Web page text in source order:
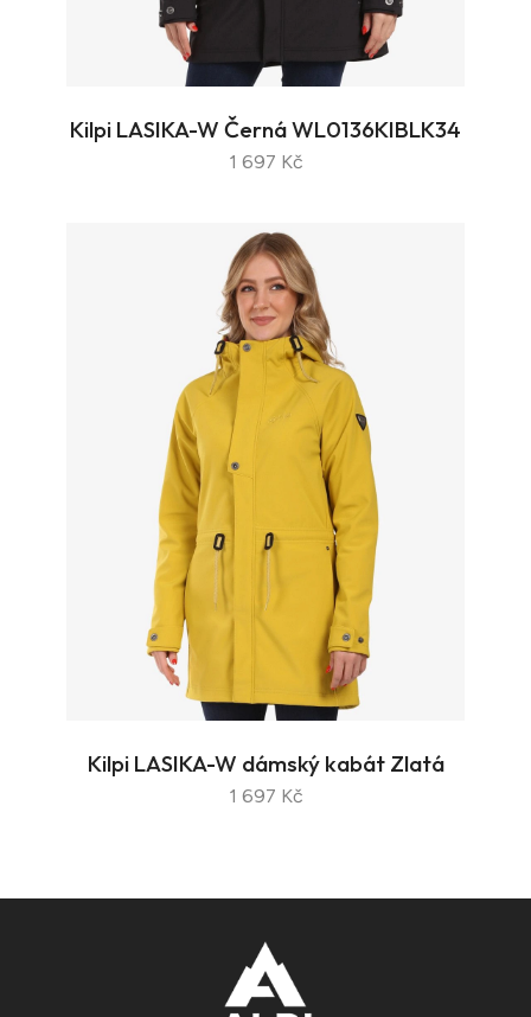
Kilpi LASIKA-W Černá WL0136KIBLK34
1 697 Kč
Kilpi LASIKA-W dámský kabát Zlatá
1 697 Kč